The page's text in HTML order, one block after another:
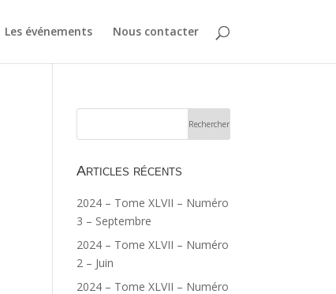
Les événements Nous contacter
Articles récents
2024 – Tome XLVII – Numéro
3 – Septembre
2024 – Tome XLVII – Numéro
2 – Juin
2024 – Tome XLVII – Numéro